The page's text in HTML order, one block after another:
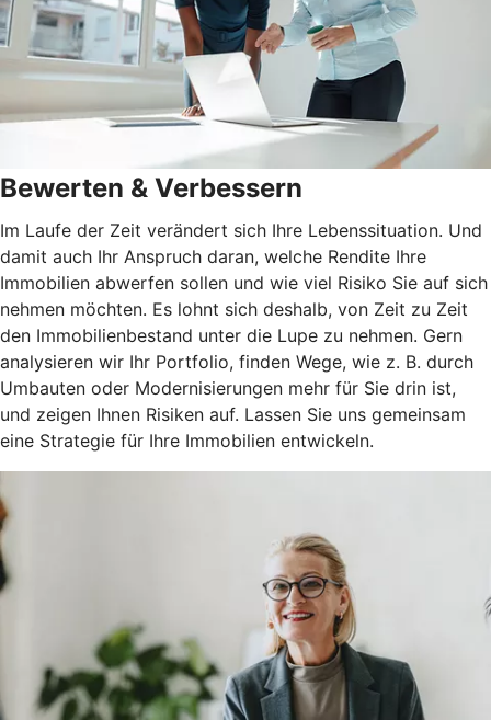
Bewerten & Verbessern
Im Laufe der Zeit verändert sich Ihre Lebenssituation. Und
damit auch Ihr Anspruch daran, welche Rendite Ihre
Immobilien abwerfen sollen und wie viel Risiko Sie auf sich
nehmen möchten. Es lohnt sich deshalb, von Zeit zu Zeit
den Immobilienbestand unter die Lupe zu nehmen. Gern
analysieren wir Ihr Portfolio, finden Wege, wie z. B. durch
Umbauten oder Modernisierungen mehr für Sie drin ist,
und zeigen Ihnen Risiken auf. Lassen Sie uns gemeinsam
eine Strategie für Ihre Immobilien entwickeln.